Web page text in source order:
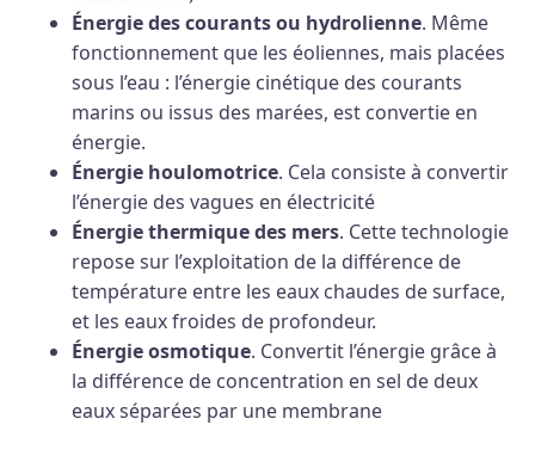
Énergie des courants ou hydrolienne. Même
fonctionnement que les éoliennes, mais placées
sous l’eau : l’énergie cinétique des courants
marins ou issus des marées, est convertie en
énergie.
Énergie houlomotrice. Cela consiste à convertir
l’énergie des vagues en électricité
Énergie thermique des mers. Cette technologie
repose sur l’exploitation de la différence de
température entre les eaux chaudes de surface,
et les eaux froides de profondeur.
Énergie osmotique. Convertit l’énergie grâce à
la différence de concentration en sel de deux
eaux séparées par une membrane